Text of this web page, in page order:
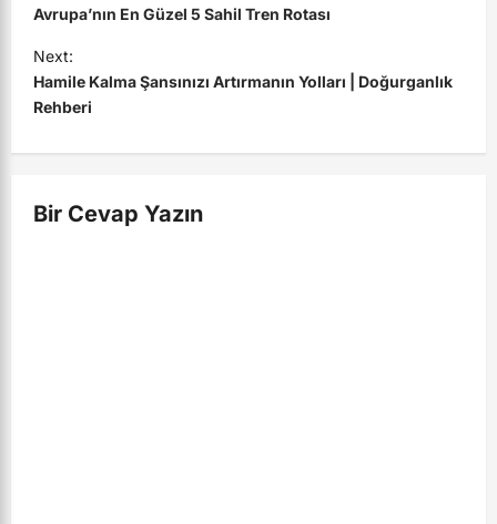
s
t
n
a
v
g
Avrupa’nın En Güzel 5 Sahil Tren Rotası
Next:
Hamile Kalma Şansınızı Artırmanın Yolları | Doğurganlık
Rehberi
Bir Cevap Yazın